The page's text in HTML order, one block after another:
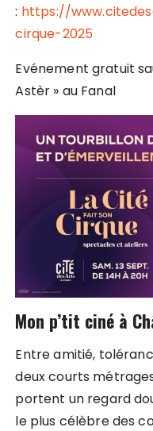
: https://
cirque-2025
Evénement gratuit
Astèr » au Fanal
Mon p’tit ciné à
Entre amitié,
deux courts
portent un regard
le plus célèbre des